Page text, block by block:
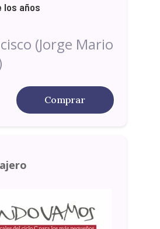
los años
(Jorge Mario
Comprar